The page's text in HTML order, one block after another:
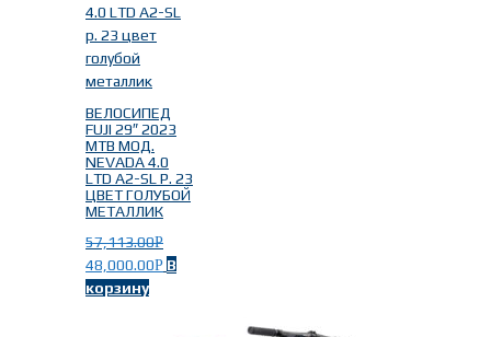
ВЕЛОСИПЕД
FUJI 29″ 2023
MTB МОД.
NEVADA 4.0
LTD A2-SL Р. 23
ЦВЕТ ГОЛУБОЙ
МЕТАЛЛИК
57,113.00Р
48,000.00Р В
корзину